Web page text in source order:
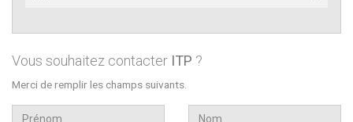
Vous souhaitez contacter ITP ?
Merci de remplir les champs suivants.
First
Last